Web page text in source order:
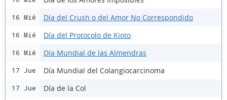
16 Mié Día del Crush o del Amor No Correspondido
16 Mié Día del Protocolo de Kioto
16 Mié Día Mundial de las Almendras
17 Jue Día Mundial del Colangiocarcinoma
17 Jue Día de la Col